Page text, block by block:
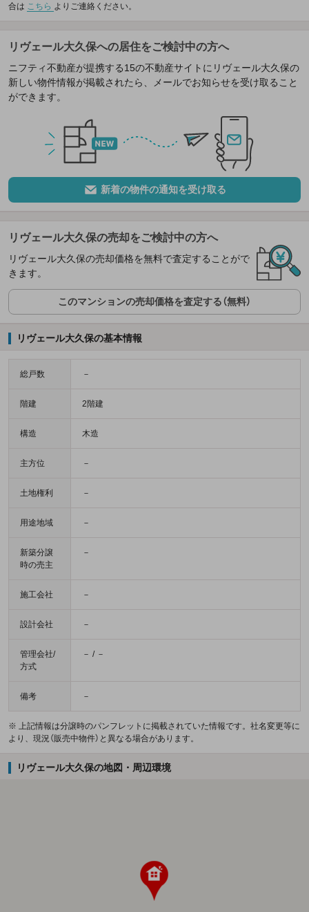
合は こちら よりご連絡ください。
リヴェール大久保への居住をご検討中の方へ
ニフティ不動産が提携する15の不動産サイトにリヴェール大久保の
新しい物件情報が掲載されたら、メールでお知らせを受け取ること
ができます。
新着の物件の通知を受け取る
リヴェール大久保の売却をご検討中の方へ
リヴェール大久保の売却価格を無料で査定することがで
きます。
このマンションの売却価格を査定する（無料）
リヴェール大久保の基本情報
総戸数 －
階建 2階建
構造 木造
主方位 －
土地権利 －
用途地域 －
新築分譲
時の売主
－
施工会社 －
設計会社 －
管理会社/
方式
－ / －
備考 －
※ 上記情報は分譲時のパンフレットに掲載されていた情報です。社名変更等に
より、現況（販売中物件）と異なる場合があります。
リヴェール大久保の地図・周辺環境